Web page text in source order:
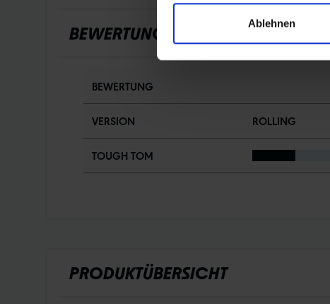
Ablehnen
BEWERTUNGEN
BEWERTUNG
VERSION ROLLING
TOUGH TOM
PRODUKTÜBERSICHT